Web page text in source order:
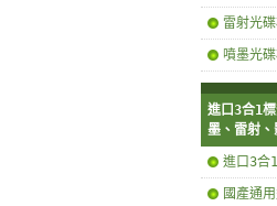
雷射光
噴墨光
進口3合1
墨、雷射
進口3合
國產通